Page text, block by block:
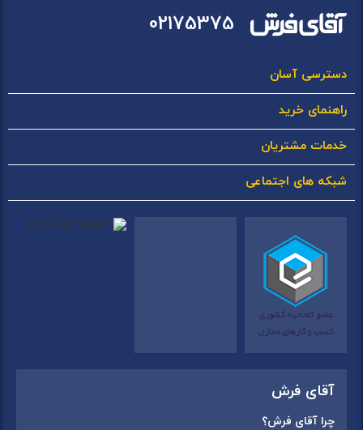
02175375
دسترسی آسان
راهنمای خرید
خدمات مشتریان
شبکه های اجتماعی
آقای فرش
چرا آقای فرش؟